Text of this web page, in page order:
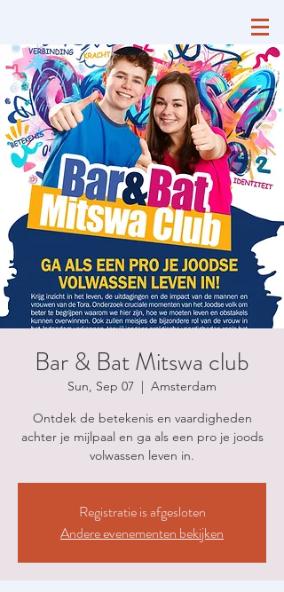
Bar & Bat Mitswa club
Sun, Sep 07
  |
Amsterdam
Ontdek de betekenis en vaardigheden
achter je mijlpaal en ga als een pro je joods
volwassen leven in.
Registratie is afgesloten
Andere evenementen bekijken